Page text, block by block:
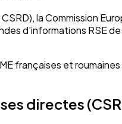
la Commission
d'informations RSE
françaises et
directes